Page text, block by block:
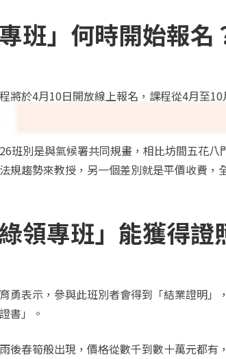
班」何時開始報名
將於4月10日開放線上報名，課程從4月至
班別是與氣候署共同規畫，相比坊間五花
規趨勢來教授，另一個差別就是平價收費
領專班」能獲得證
勇表示，參與此班別者會得到「結業證明
書」。
後春筍般出現，價格從數千到數十萬元都